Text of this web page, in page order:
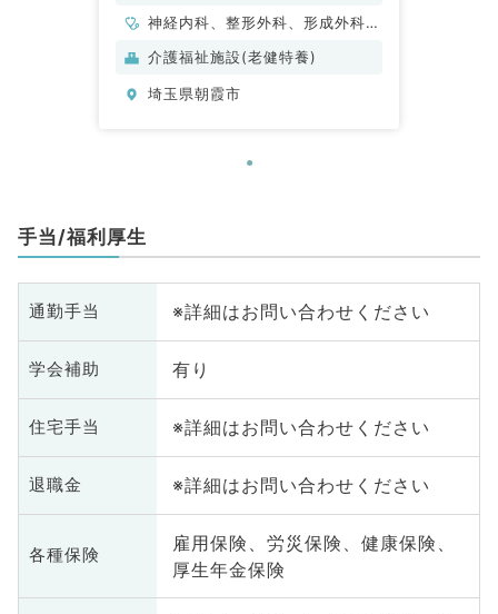
神経内科、整形外科、形成外科、
脳神経外科、呼吸器外科、心臓血
環器内科、呼吸器内科、消化器内
介護福祉施設(老健特養)
埼玉県朝霞市
手当/福利厚生
通勤手当 ※詳細はお問い合わせください
学会補助 有り
住宅手当 ※詳細はお問い合わせください
退職金 ※詳細はお問い合わせください
各種保険
雇用保険、労災保険、健康保険、
厚生年金保険